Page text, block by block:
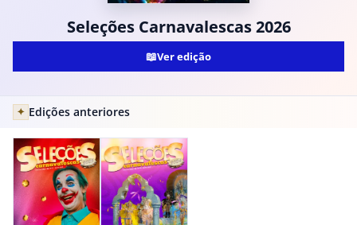
Seleções Carnavalescas 2026
📖Ver edição
✦ Edições anteriores